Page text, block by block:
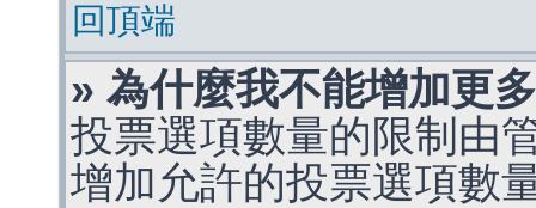
回頂端
» 為什麼我不能增加更
投票選項數量的限制由
增加允許的投票選項數